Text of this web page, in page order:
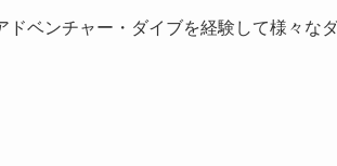
ベンチャー・ダイブを経験して様々な